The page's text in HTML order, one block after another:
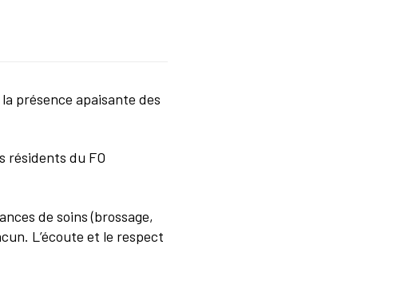
présence apaisante des
résidents du FO
de soins (brossage,
L’écoute et le respect